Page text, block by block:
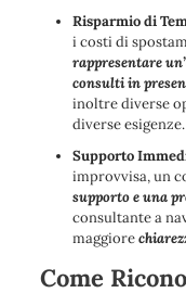
Risparmio di
i costi di
rappresentare
consulti in
inoltre diverse
diverse esigenze.
Supporto
improvvisa, un
supporto e una
consultante a
maggiore
Come